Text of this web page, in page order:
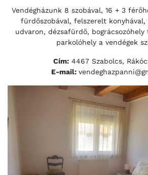
Vendégházunk 8 szobával, 16 + 3
fürdőszobával, felszerelt
udvaron, dézsafürdő,
parkolóhely a vendégek
Cím:4467 Szabolcs,
E-mail: